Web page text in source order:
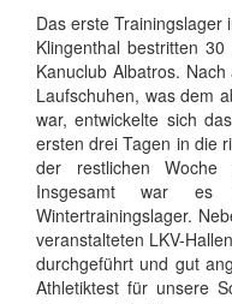
Das erste Trainingslager
Klingenthal bestritten
Kanuclub Albatros.
Laufschuhen, was dem
war, entwickelte sich
ersten drei Tagen in die
der restlichen Woche
Insgesamt war es
Wintertrainingslager.
veranstalteten LKV-
durchgeführt und gut
Athletiktest für unsere